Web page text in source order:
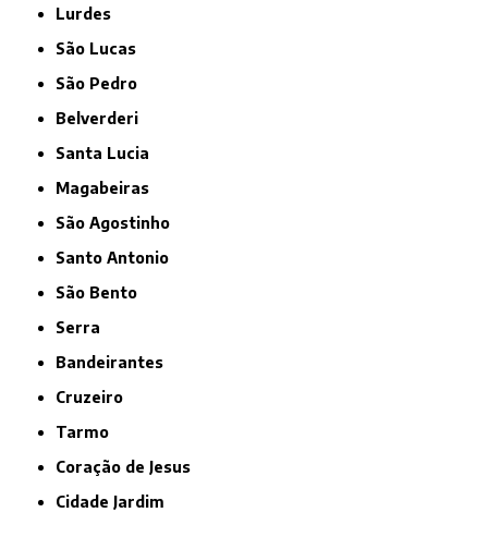
Lurdes
São Lucas
São Pedro
Belverderi
Santa Lucia
Magabeiras
São Agostinho
Santo Antonio
São Bento
Serra
Bandeirantes
Cruzeiro
Tarmo
Coração de Jesus
Cidade Jardim